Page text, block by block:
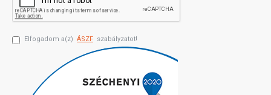
Elfogadom a(z) ÁSZF szabályzatot!